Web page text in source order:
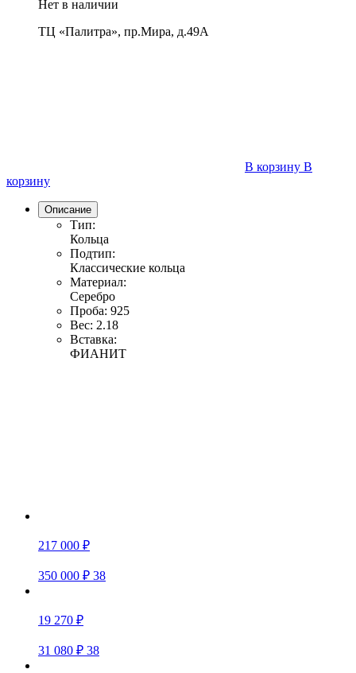
Нет в наличии
ТЦ «Палитра», пр.Мира, д.49А
В корзину В
корзину
Описание
Тип:
Кольца
Подтип:
Классические кольца
Материал:
Серебро
Проба: 925
Вес: 2.18
Вставка:
ФИАНИТ
217 000 ₽
350 000 ₽ 38
19 270 ₽
31 080 ₽ 38